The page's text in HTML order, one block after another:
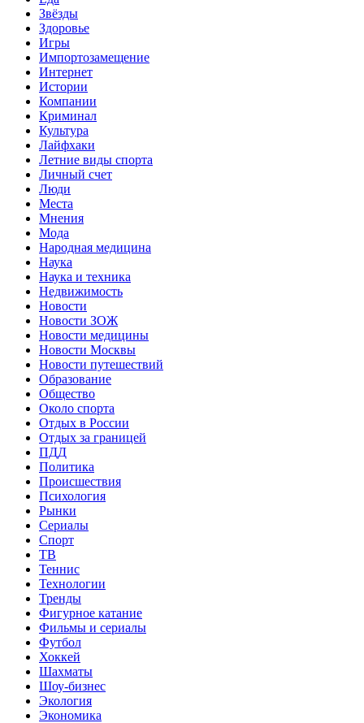
Звёзды
Здоровье
Игры
Импортозамещение
Интернет
Истории
Компании
Криминал
Культура
Лайфхаки
Летние виды спорта
Личный счет
Люди
Места
Мнения
Мода
Народная медицина
Наука
Наука и техника
Недвижимость
Новости
Новости ЗОЖ
Новости медицины
Новости Москвы
Новости путешествий
Образование
Общество
Около спорта
Отдых в России
Отдых за границей
ПДД
Политика
Происшествия
Психология
Рынки
Сериалы
Спорт
ТВ
Теннис
Технологии
Тренды
Фигурное катание
Фильмы и сериалы
Футбол
Хоккей
Шахматы
Шоу-бизнес
Экология
Экономика